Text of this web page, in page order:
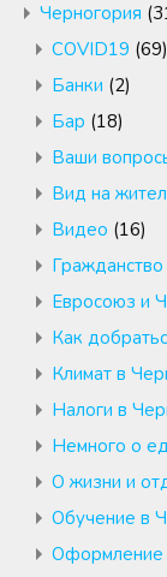
Черногория
COVID19 (69)
Банки (2)
Бар (18)
Ваши
Вид на
Видео (16)
Гражданство
Евросоюз и
Как
Климат в
Налоги в
Немного о
О жизни и
Обучение в
Оформление